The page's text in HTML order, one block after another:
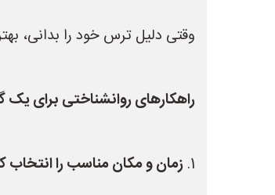
وقتی دلیل ترس خود را بدانی،
راهکارهای روانشناختی برای یک
1. زمان و مکان مناسب را انتخاب